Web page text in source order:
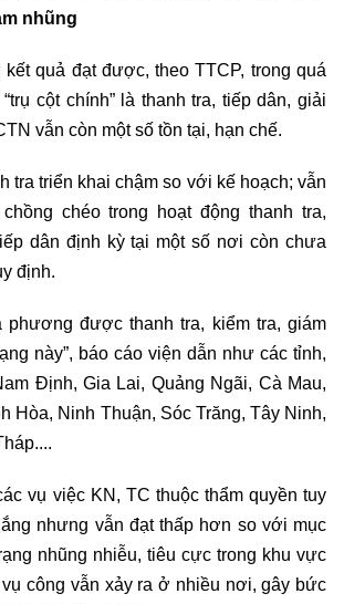
nhũng
quả đạt được, theo TTCP, trong quá
cột chính” là thanh tra, tiếp dân, giải
vẫn còn một số tồn tại, hạn chế.
tra triển khai chậm so với kế hoạch; vẫn
chéo trong hoạt động thanh tra,
dân định kỳ tại một số nơi còn chưa
định.
phương được thanh tra, kiểm tra, giám
này”, báo cáo viện dẫn như các tỉnh,
Định, Gia Lai, Quảng Ngãi, Cà Mau,
Hòa, Ninh Thuận, Sóc Trăng, Tây Ninh,
vụ việc KN, TC thuộc thẩm quyền tuy
nhưng vẫn đạt thấp hơn so với mục
nhũng nhiễu, tiêu cực trong khu vực
công vẫn xảy ra ở nhiều nơi, gây bức